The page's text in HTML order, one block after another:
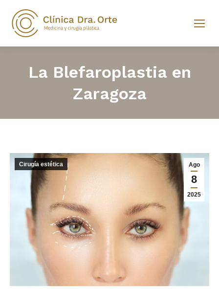
La Blefaroplastia en
Zaragoza
Ago
8
2025
Cirugía estética